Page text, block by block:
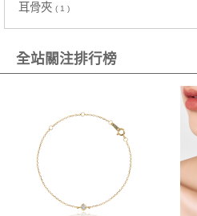
耳骨夾 ( 1 )
全站關注排行榜